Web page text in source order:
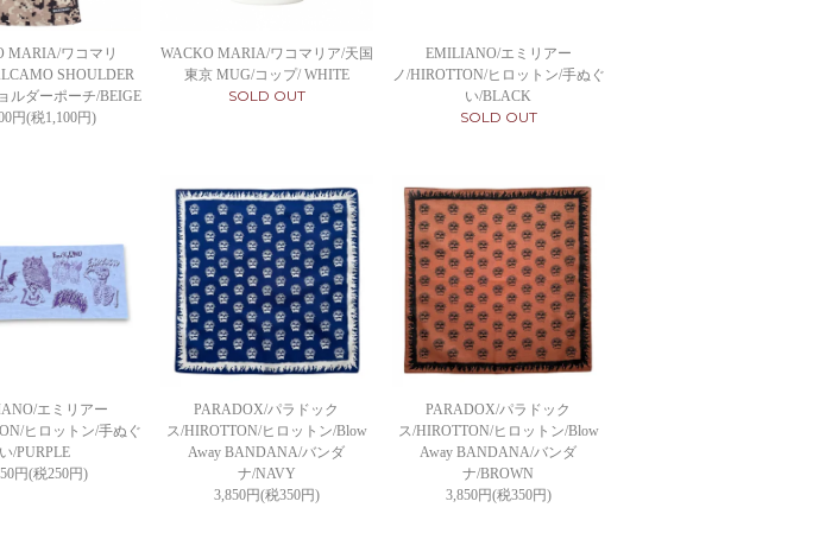
MARIA/ワコマリ
SHOULDER
ルダーポーチ/BEIGE
円(税1,100円)
WACKO MARIA/ワコマリア/天国
東京 MUG/コップ/ WHITE
SOLD OUT
EMILIANO/エミリアー
ノ/HIROTTON/ヒロットン/手ぬぐ
い/BLACK
SOLD OUT
エミリアー
ヒロットン/手ぬぐ
い/PURPLE
円(税250円)
PARADOX/パラドック
ス/HIROTTON/ヒロットン/Blow
Away BANDANA/バンダ
ナ/NAVY
3,850円(税350円)
PARADOX/パラドック
ス/HIROTTON/ヒロットン/Blow
Away BANDANA/バンダ
ナ/BROWN
3,850円(税350円)